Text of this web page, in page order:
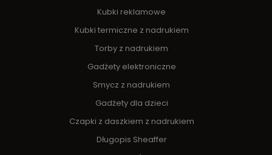
Kubki reklamowe
Kubki termiczne z nadrukiem
Torby z nadrukiem
Gadżety elektroniczne
Smycz z nadrukiem
Gadżety dla dzieci
Czapki z daszkiem z nadrukiem
Długopis Sheaffer